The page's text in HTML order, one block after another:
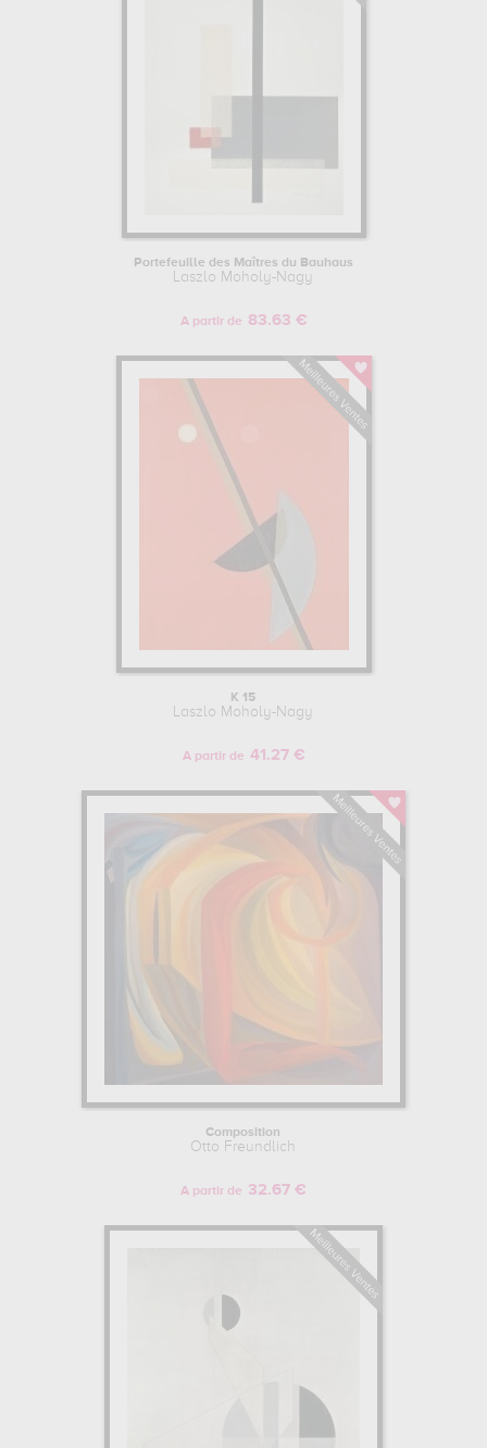
constructiviste. Ces tableaux témoignent
de l'engagement des peintres
constructivistes en faveur de l'abstraction
artistique au service d'une vision
révolutionnaire et novatrice.
Portefeuille des Maîtres du Bauhaus
Laszlo Moholy-Nagy
A partir de 83.63 €
K 15
Laszlo Moholy-Nagy
A partir de 41.27 €
Composition
Otto Freundlich
A partir de 32.67 €